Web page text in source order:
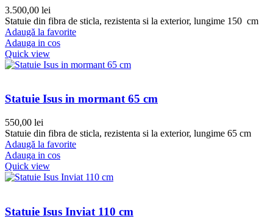
3.500,00 lei
Statuie din fibra de sticla, rezistenta si la exterior, lungime 150 cm
Adaugă la favorite
Adauga in cos
Quick view
Statuie Isus in mormant 65 cm
550,00 lei
Statuie din fibra de sticla, rezistenta si la exterior, lungime 65 cm
Adaugă la favorite
Adauga in cos
Quick view
Statuie Isus Inviat 110 cm